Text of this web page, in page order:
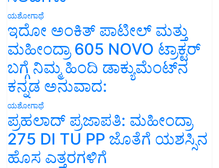
ಯಶೋಗಾಥೆ
ಇದೋ ಅಂಕಿತ್ ಪಾಟೀಲ್ ಮತ್ತು
ಮಹೀಂದ್ರಾ 605 NOVO ಟ್ರಾಕ್ಟರ್
ಬಗ್ಗೆ ನಿಮ್ಮ ಹಿಂದಿ ಡಾಕ್ಯುಮೆಂಟ್‌ನ
ಕನ್ನಡ ಅನುವಾದ:
ಯಶೋಗಾಥೆ
ಪ್ರಹಲಾದ್ ಪ್ರಜಾಪತಿ: ಮಹೀಂದ್ರಾ
275 DI TU PP ಜೊತೆಗೆ ಯಶಸ್ಸಿನ
ಹೊಸ ಎತ್ತರಗಳಿಗೆ